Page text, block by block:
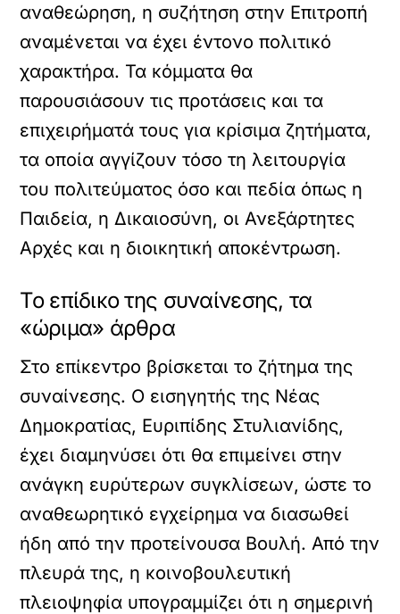
αναθεώρηση, η συζήτηση στην Επιτροπή
αναμένεται να έχει έντονο πολιτικό
χαρακτήρα. Τα κόμματα θα
παρουσιάσουν τις προτάσεις και τα
επιχειρήματά τους για κρίσιμα ζητήματα,
τα οποία αγγίζουν τόσο τη λειτουργία
του πολιτεύματος όσο και πεδία όπως η
Παιδεία, η Δικαιοσύνη, οι Ανεξάρτητες
Αρχές και η διοικητική αποκέντρωση.
Το επίδικο της συναίνεσης, τα
«ώριμα» άρθρα
Στο επίκεντρο βρίσκεται το ζήτημα της
συναίνεσης. Ο εισηγητής της Νέας
Δημοκρατίας, Ευριπίδης Στυλιανίδης,
έχει διαμηνύσει ότι θα επιμείνει στην
ανάγκη ευρύτερων συγκλίσεων, ώστε το
αναθεωρητικό εγχείρημα να διασωθεί
ήδη από την προτείνουσα Βουλή. Από την
πλευρά της, η κοινοβουλευτική
πλειοψηφία υπογραμμίζει ότι η σημερινή